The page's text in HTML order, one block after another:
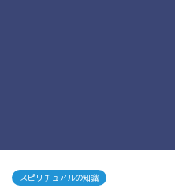
スピリチュアルの知識